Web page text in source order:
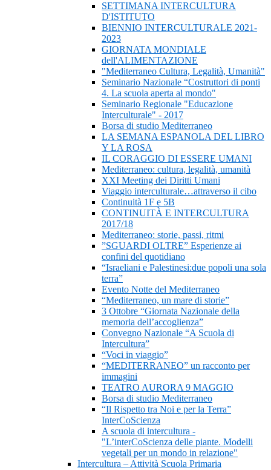
SETTIMANA INTERCULTURA
D'ISTITUTO
BIENNIO INTERCULTURALE 2021-
2023
GIORNATA MONDIALE
dell'ALIMENTAZIONE
"Mediterraneo Cultura, Legalità, Umanità"
Seminario Nazionale “Costruttori di ponti
4. La scuola aperta al mondo"
Seminario Regionale "Educazione
Interculturale" - 2017
Borsa di studio Mediterraneo
LA SEMANA ESPANOLA DEL LIBRO
Y LA ROSA
IL CORAGGIO DI ESSERE UMANI
Mediterraneo: cultura, legalità, umanità
XXI Meeting dei Diritti Umani
Viaggio interculturale…attraverso il cibo
Continuità 1F e 5B
CONTINUITÀ E INTERCULTURA
2017/18
Mediterraneo: storie, passi, ritmi
”SGUARDI OLTRE” Esperienze ai
confini del quotidiano
“Israeliani e Palestinesi:due popoli una sola
terra”
Evento Notte del Mediterraneo
“Mediterraneo, un mare di storie”
3 Ottobre “Giornata Nazionale della
memoria dell’accoglienza”
Convegno Nazionale “A Scuola di
Intercultura”
“Voci in viaggio”
“MEDITERRANEO” un racconto per
immagini
TEATRO AURORA 9 MAGGIO
Borsa di studio Mediterraneo
“Il Rispetto tra Noi e per la Terra”
InterCoScienza
A scuola di intercultura -
"L’interCoScienza delle piante. Modelli
vegetali per un mondo in relazione"
Intercultura – Attività Scuola Primaria